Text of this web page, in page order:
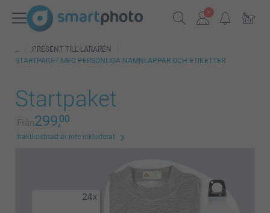
PRESENT TILL LÄRAREN
STARTPAKET MED PERSONLIGA NAMNLAPPAR OCH ETIKETTER
Startpaket
Från299,00
fraktkostnad är inte inkluderat